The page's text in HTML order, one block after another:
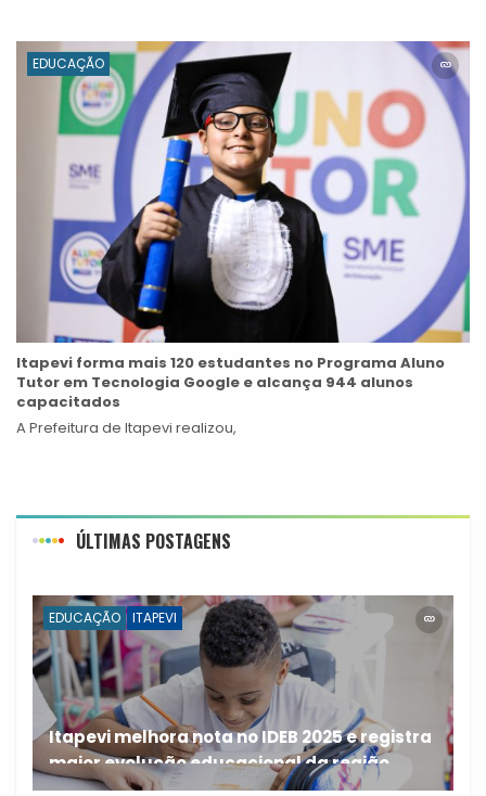
EDUCAÇÃO
Itapevi forma mais 120 estudantes no Programa Aluno
Tutor em Tecnologia Google e alcança 944 alunos
capacitados
A Prefeitura de Itapevi realizou,
ÚLTIMAS POSTAGENS
EDUCAÇÃO ITAPEVI
Itapevi melhora nota no IDEB 2025 e registra
maior evolução educacional da região
A rede municipal de ensino